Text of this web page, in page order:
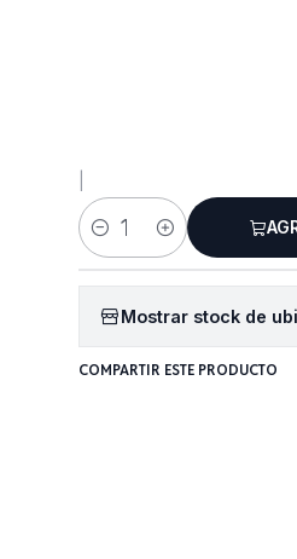
Cantidad
Mostrar stock de
COMPARTIR ESTE PRODUCTO